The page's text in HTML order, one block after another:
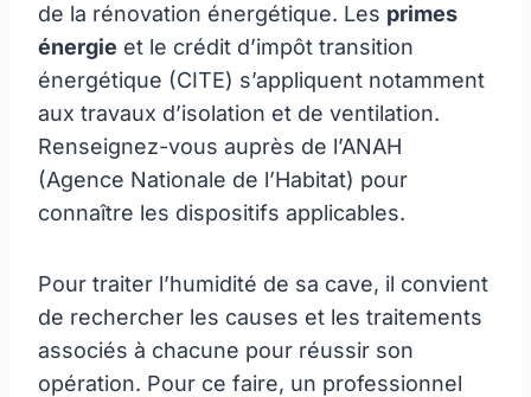
de la rénovation énergétique. Les primes
énergie et le crédit d’impôt transition
énergétique (CITE) s’appliquent notamment
aux travaux d’isolation et de ventilation.
Renseignez-vous auprès de l’ANAH
(Agence Nationale de l’Habitat) pour
connaître les dispositifs applicables.
Pour traiter l’humidité de sa cave, il convient
de rechercher les causes et les traitements
associés à chacune pour réussir son
opération. Pour ce faire, un professionnel